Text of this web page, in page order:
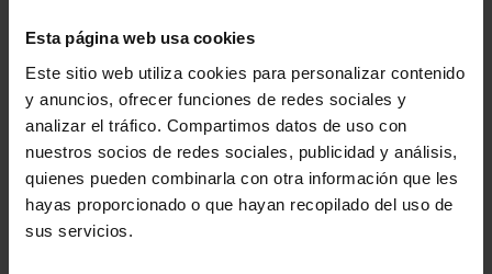
Esta página web usa cookies
Este sitio web utiliza cookies para personalizar contenido
y anuncios, ofrecer funciones de redes sociales y
analizar el tráfico. Compartimos datos de uso con
nuestros socios de redes sociales, publicidad y análisis,
quienes pueden combinarla con otra información que les
hayas proporcionado o que hayan recopilado del uso de
sus servicios.
Parte superior tipo chancla inspirada en el Classic Clog
Fácil de limpiar y de secado rápido
Plantillas de espuma Croslite™ con copas profundas para
una comodidad duradera
Personalizable con charms Jibbitz™
Iconic Crocs Comfort™: ligero. Flexible. Comodidad de 36